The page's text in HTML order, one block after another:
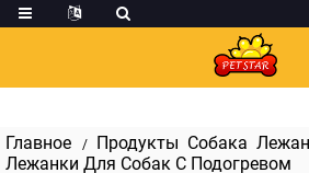
Главное Продукты Собака
Лежанки Для Собак С Подогревом